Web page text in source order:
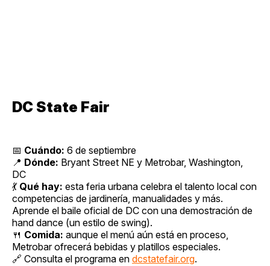
DC State Fair
📅 Cuándo: 6 de septiembre
📍 Dónde: Bryant Street NE y Metrobar, Washington,
DC
💃 Qué hay: esta feria urbana celebra el talento local con
competencias de jardinería, manualidades y más.
Aprende el baile oficial de DC con una demostración de
hand dance (un estilo de swing).
🍴 Comida: aunque el menú aún está en proceso,
Metrobar ofrecerá bebidas y platillos especiales.
🔗 Consulta el programa en dcstatefair.org.